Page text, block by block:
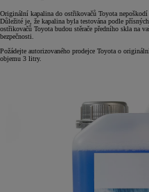
Originální kapalina do ostřikovačů Toyota
Důležité je, že kapalina byla testována podle
ostřikovačů Toyota budou stěrače předního skla na
bezpečnosti.
Požádejte autorizovaného prodejce Toyota o
objemu 3 litry.